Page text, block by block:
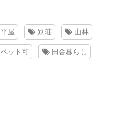
平屋 別荘 山林
ペット可 田舎暮らし